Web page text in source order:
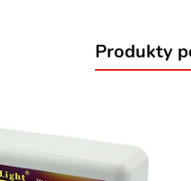
Produkty